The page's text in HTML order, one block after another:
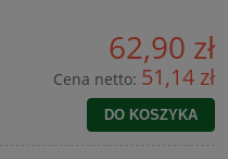
62,90 zł
Cena netto: 51,14 zł
DO KOSZYKA